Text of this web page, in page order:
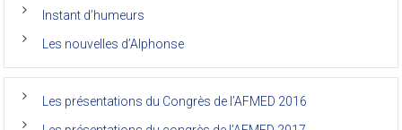
la
de
de
(Afmed/Unikin)
Instant d’humeurs
Les nouvelles d’Alphonse
Les présentations du Congrès de l’AFMED 2016